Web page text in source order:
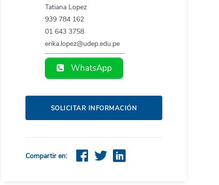
Tatiana Lopez
939 784 162
01 643 3758
erika.lopez@udep.edu.pe
WhatsApp
SOLICITAR INFORMACIÓN
Compartir en: